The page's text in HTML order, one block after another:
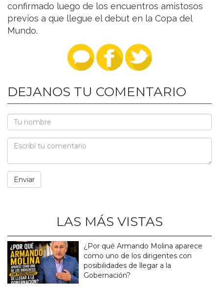
confirmado luego de los encuentros amistosos
previos a que llegue el debut en la Copa del
Mundo.
DEJANOS TU COMENTARIO
LAS MÁS VISTAS
¿Por qué Armando Molina aparece
como uno de los dirigentes con
posibilidades de llegar a la
Gobernación?